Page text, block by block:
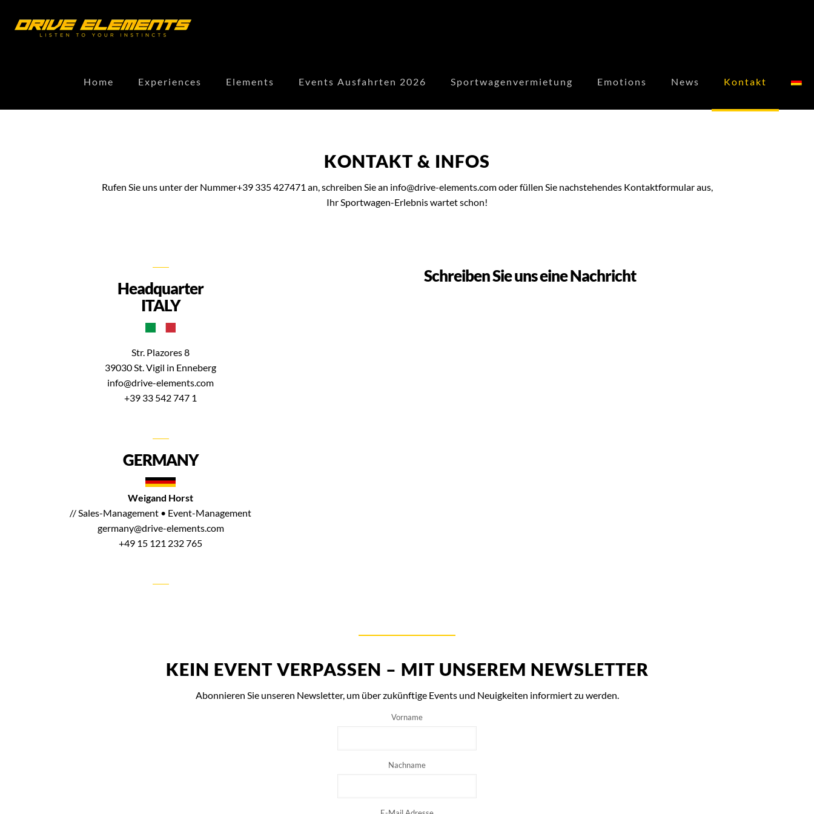
Home Experiences Elements Events Ausfahrten 2026 Sportwagenvermietung Emotions News Kontakt
KONTAKT & INFOS
Rufen Sie uns unter der Nummer+39 335 427471 an, schreiben Sie an info@drive-elements.comoder füllen Sie nachstehendes Kontaktformular aus,
Ihr Sportwagen-Erlebnis wartet schon!
Headquarter
ITALY
Str. Plazores 8
39030 St. Vigil in Enneberg
info@drive-elements.com
+39 33 542 747 1
GERMANY
Weigand Horst
// Sales-Management • Event-Management
germany@drive-elements.com
+49 15 121 232 765
Schreiben Sie uns eine Nachricht
KEIN EVENT VERPASSEN – MIT UNSEREM NEWSLETTER
Abonnieren Sie unseren Newsletter, um über zukünftige Events und Neuigkeiten informiert zu werden.
Vorname
Nachname